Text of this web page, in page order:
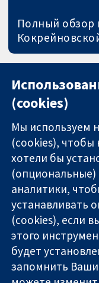
Полный обзор
Надёжные
доказательства
Информированные
решения
Во благо
(cookies)
Мы используем
(cookies),
хотели бы
аналитики,
устанавливать
(cookies), если
этого
будет
запомнить